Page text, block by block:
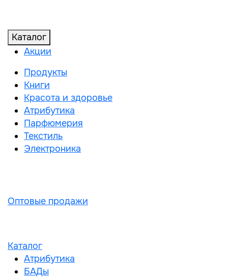
Каталог
Акции
Продукты
Книги
Красота и здоровье
Атрибутика
Парфюмерия
Текстиль
Электроника
Оптовые продажи
Каталог
Атрибутика
БАДы